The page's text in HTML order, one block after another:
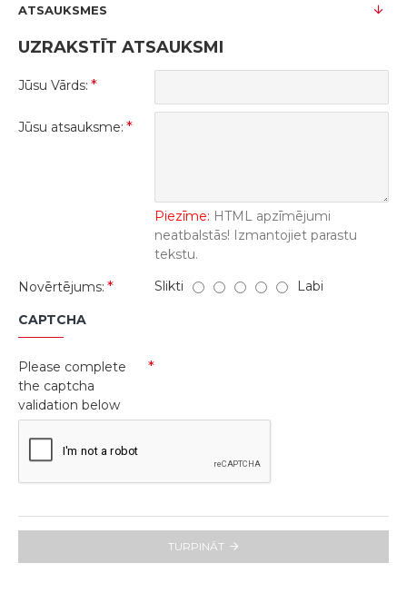
ATSAUKSMES
UZRAKSTĪT ATSAUKSMI
Jūsu Vārds:
Jūsu atsauksme:
Piezīme: HTML apzīmējumi
neatbalstās! Izmantojiet parastu
tekstu.
Novērtējums:
Slikti Labi
CAPTCHA
Please complete
the captcha
validation below
TURPINĀT